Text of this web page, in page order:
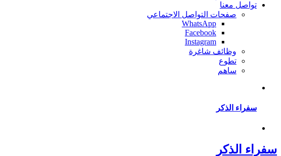
تواصل معنا
صفحات التواصل الاجتماعي
WhatsApp
Facebook
Instagram
وظائف شاغرة
تطوع
ساهم
سفراء الذكر
سفراء الذكر